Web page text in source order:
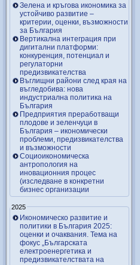
Зелена и кръгова икономика за
устойчиво развитие –
критерии, оценки, възможности
за България
Вертикална интеграция при
дигитални платформи:
конкуренция, потенциал и
регулаторни
предизвикателства
Въглищни райони след края на
въгледобива: нова
индустриална политика на
България
Предприятия преработващи
плодове и зеленчуци в
България – икономически
проблеми, предизвикателства
и възможности
Социоикономическа
антропология на
иновационния процес
(изследване в конкретни
бизнес организации
2025
Икономическо развитие и
политики в България 2025:
оценки и очаквания. Тема на
фокус „Българската
електроенергетика и
предизвикателствата на